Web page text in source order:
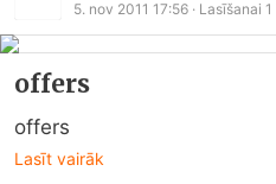
5. nov 2011 17:56 · Lasīšanai 1
offers
offers
Lasīt vairāk